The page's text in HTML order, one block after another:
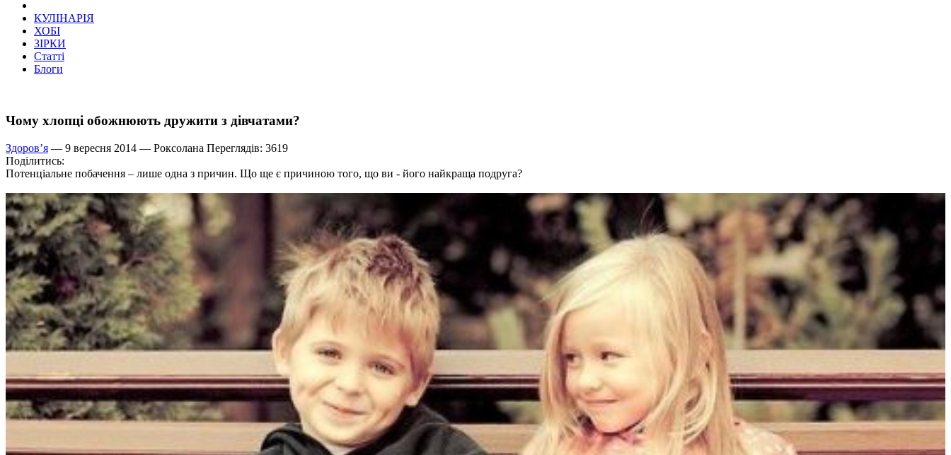
КУЛІНАРІЯ
ХОБІ
ЗІРКИ
Статті
Блоги
Чому хлопці обожнюють дружити з дівчатами?
Здоров’я — 9 вересня 2014 — Роксолана Переглядів: 3619
Поділитись:
Потенціальне побачення – лише одна з причин. Що ще є причиною того, що ви - його найкраща подруга?